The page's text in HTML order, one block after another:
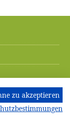
zu akzeptieren